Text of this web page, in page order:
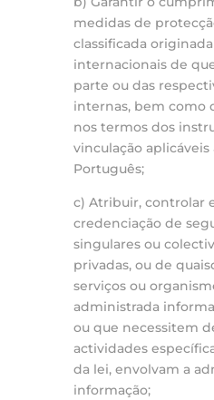
medidas de
classificada
internacionais de
parte ou das
internas, bem como
nos termos dos
vinculação aplicáveis
Português;
c) Atribuir, controlar
credenciação de
singulares ou
privadas, ou de
serviços ou
administrada
ou que necessitem
actividades
da lei, envolvam a
informação;